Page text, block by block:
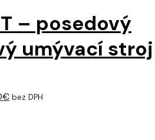
– posedový
umývací stroj
€Current
bez DPH